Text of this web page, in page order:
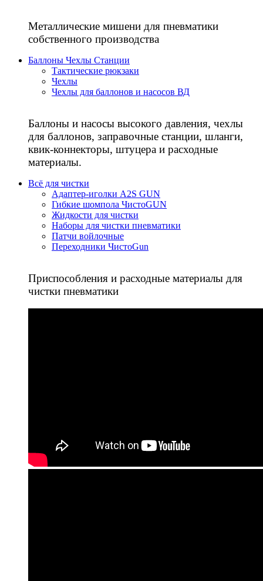
Металлические мишени для пневматики
собственного производства
Баллоны Чехлы Станции
Тактические рюкзаки
Чехлы
Чехлы для баллонов и насосов ВД
Баллоны и насосы высокого давления, чехлы
для баллонов, заправочные станции, шланги,
квик-коннекторы, штуцера и расходные
материалы.
Всё для чистки
Адаптер-иголки A2S GUN
Гибкие шомпола ЧистоGUN
Жидкости для чистки
Наборы для чистки пневматики
Патчи войлочные
Переходники ЧистоGun
Приспособления и расходные материалы для
чистки пневматики